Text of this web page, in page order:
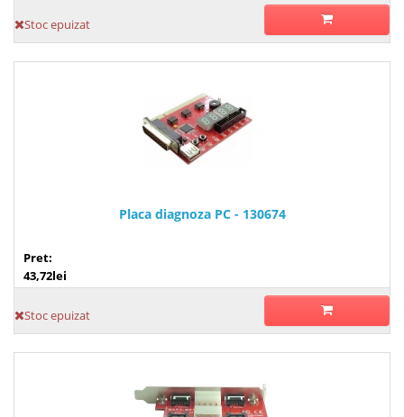
Stoc epuizat
Placa diagnoza PC - 130674
Pret:
43,72lei
Stoc epuizat